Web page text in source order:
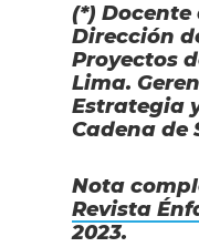
(*)
Dirección
Proyectos
Lima.
Estrategia
Cadena de
Nota
Revista
2023.